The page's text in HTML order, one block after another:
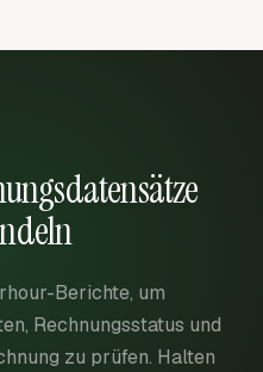
Berichte, um
Rechnungsstatus und
zu prüfen. Halten